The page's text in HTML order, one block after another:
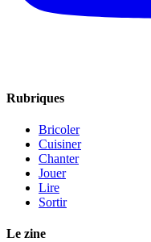
Rubriques
Bricoler
Cuisiner
Chanter
Jouer
Lire
Sortir
Le zine